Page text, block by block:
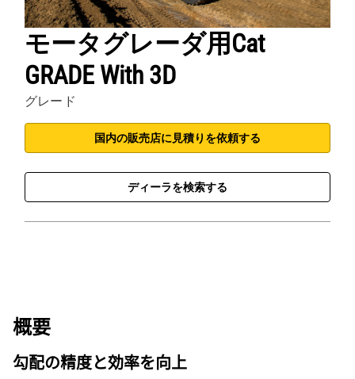
モータグレーダ用Cat
GRADE With 3D
グレード
国内の販売店に見積りを依頼する
ディーラを検索する
概要
勾配の精度と効率を向上